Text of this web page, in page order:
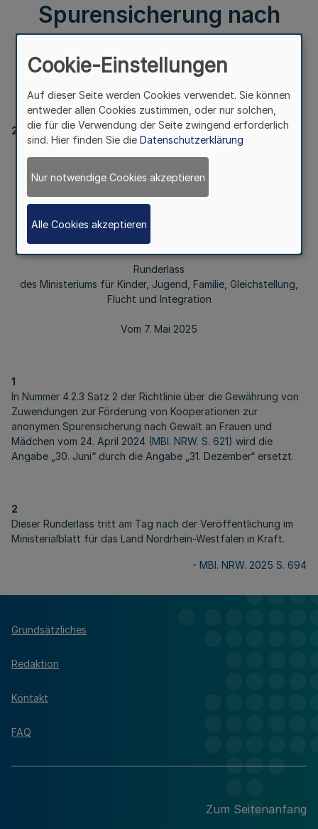
Spurensicherung nach
Gewalt an Frauen und
Mädchen
21630
Änderung der Richtlinie über die Gewährung von
Zuwendungen
zur Förderung von Kooperationen zur anonymen
Spurensicherung
Runderlass
des Ministeriums für Kinder, Jugend, Familie, Gleichstellung,
Flucht und Integration
Vom 7. Mai 2025
1
In Nummer 4.2.3 Satz 2 der Richtlinie über die Gewährung von
Zuwendungen zur Förderung von Kooperationen zur
anonymen Spurensicherung nach Gewalt an Frauen und
Mädchen vom 24. April 2024 (MBl. NRW. S. 621) wird die
Angabe „30. Juni“ durch die Angabe „31. Dezember“ ersetzt.
2
Dieser Runderlass tritt am Tag nach der Veröffentlichung im
Ministerialblatt für das Land Nordrhein-Westfalen in Kraft.
- MBl. NRW. 2025 S. 694
Grundsätzliches
Redaktion
Kontakt
FAQ
Zum Seitenanfang
Cookie-Einstellungen
Auf dieser Seite werden Cookies verwendet. Sie können
entweder allen Cookies zustimmen, oder nur solchen,
die für die Verwendung der Seite zwingend erforderlich
sind. Hier finden Sie die Datenschutzerklärung
Nur notwendige Cookies akzeptieren
Alle Cookies akzeptieren